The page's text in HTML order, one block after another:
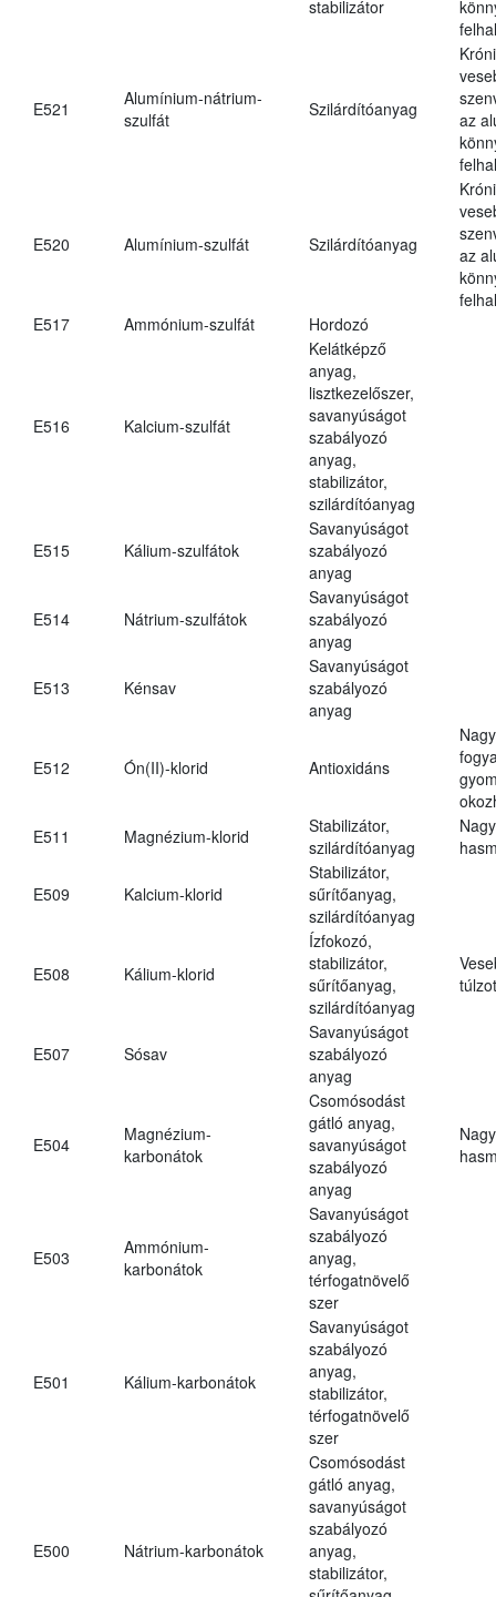
stabilizátor
E521
Alumínium-nátrium-
szulfát
Szilárdítóanyag
az
E520 Alumínium-szulfát Szilárdítóanyag
az
E517
Ammónium-szulfát Hordozó
E516 Kalcium-szulfát
Kelátképző
anyag,
lisztkezelőszer,
savanyúságot
szabályozó
anyag,
stabilizátor,
szilárdítóanyag
E515 Kálium-szulfátok
Savanyúságot
szabályozó
anyag
E514 Nátrium-szulfátok
Savanyúságot
szabályozó
anyag
E513 Kénsav
Savanyúságot
szabályozó
anyag
E512 Ón(II)-klorid Antioxidáns
E511
Magnézium-klorid
Stabilizátor,
szilárdítóanyag
E509 Kalcium-klorid
Stabilizátor,
sűrítőanyag,
szilárdítóanyag
E508 Kálium-klorid
Ízfokozó,
stabilizátor,
sűrítőanyag,
szilárdítóanyag
E507 Sósav
Savanyúságot
szabályozó
anyag
E504
Magnézium-
karbonátok
Csomósodást
gátló anyag,
savanyúságot
szabályozó
anyag
E503
Ammónium-
karbonátok
Savanyúságot
szabályozó
anyag,
térfogatnövelő
szer
E501 Kálium-karbonátok
Savanyúságot
szabályozó
anyag,
stabilizátor,
térfogatnövelő
szer
E500 Nátrium-karbonátok
Csomósodást
gátló anyag,
savanyúságot
szabályozó
anyag,
stabilizátor,